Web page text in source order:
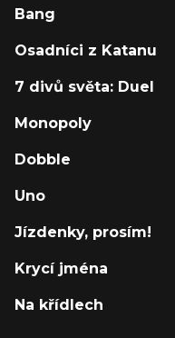
Bang
Osadníci z Katanu
7 divů světa: Duel
Monopoly
Dobble
Uno
Jízdenky, prosím!
Krycí jména
Na křídlech